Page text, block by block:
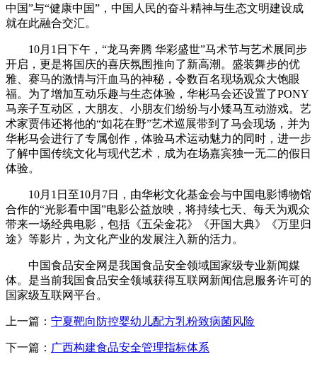
中国”与“健康中国”，中国人民的奋斗精神与生态文明建设成
就在此融合交汇。
10月1日下午，“龙马奔腾 华彩盛世”马术节与艺术展同步
开启，更是将国庆的喜庆氛围推向了新高潮。盛装舞步的优
雅、赛马的激情与汗血马的神秘，令数百名现场观众大饱眼
福。为了增加互动乐趣与生态体验，华彬马会还设置了PONY
马亲子互动区，大朋友、小朋友们纷纷与小矮马互动游戏。艺
术家贾伟还将他的“如花在野”艺术巡展带到了马会现场，并为
华彬马会进行了专属创作，体验马术运动魅力的同时，进一步
了解中国传统文化与现代艺术，成为在场嘉宾独一无二的假日
体验。
10月1日至10月7日，由华彬文化基金会与中国电影博物馆
合作的“光影看中国”电影公益放映，将持续七天、每天为观众
带来一场经典电影，包括《五朵金花》《开国大典》《万里归
途》等影片，为文化产业的发展注入新的活力。
中国食品安全网是我国食品安全领域国家级专业新闻媒
体。是当前我国食品安全领域获得互联网新闻信息服务许可的
国家级互联网平台。
上一篇： 宁夏靶向防控婴幼儿配方乳粉致病菌风险
下一篇： 广西构建食品安全管理指标体系